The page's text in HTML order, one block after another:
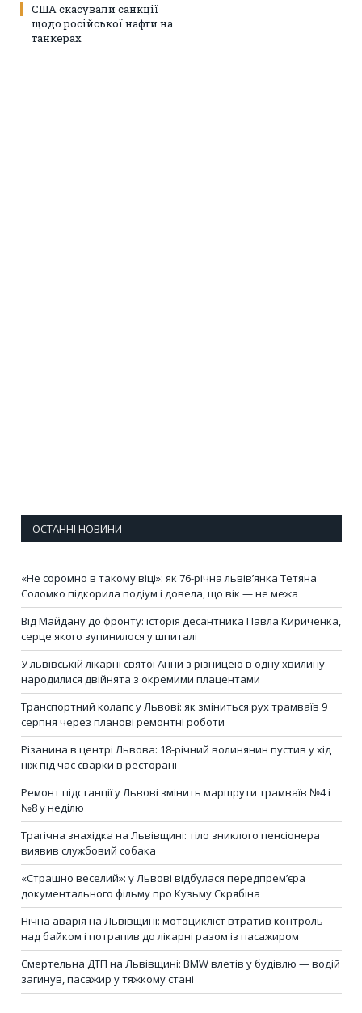
США скасували санкції
щодо російської нафти на
танкерах
ОСТАННІ НОВИНИ
«Не соромно в такому віці»: як 76-річна львів’янка Тетяна
Соломко підкорила подіум і довела, що вік — не межа
Від Майдану до фронту: історія десантника Павла Кириченка,
серце якого зупинилося у шпиталі
У львівській лікарні святої Анни з різницею в одну хвилину
народилися двійнята з окремими плацентами
Транспортний колапс у Львові: як зміниться рух трамваїв 9
серпня через планові ремонтні роботи
Різанина в центрі Львова: 18-річний волинянин пустив у хід
ніж під час сварки в ресторані
Ремонт підстанції у Львові змінить маршрути трамваїв №4 і
№8 у неділю
Трагічна знахідка на Львівщині: тіло зниклого пенсіонера
виявив службовий собака
«Страшно веселий»: у Львові відбулася передпрем’єра
документального фільму про Кузьму Скрябіна
Нічна аварія на Львівщині: мотоцикліст втратив контроль
над байком і потрапив до лікарні разом із пасажиром
Смертельна ДТП на Львівщині: BMW влетів у будівлю — водій
загинув, пасажир у тяжкому стані